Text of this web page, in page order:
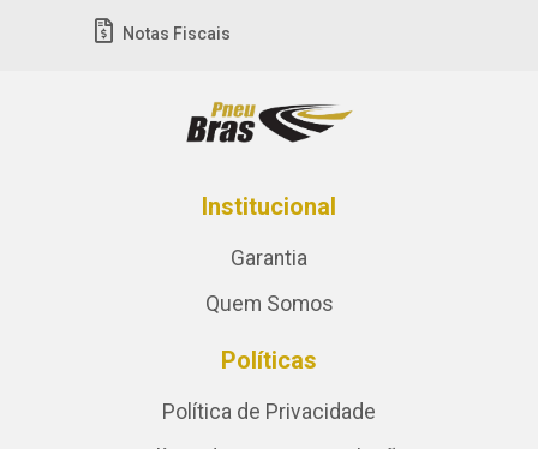
Notas Fiscais
Institucional
Garantia
Quem Somos
Políticas
Política de Privacidade